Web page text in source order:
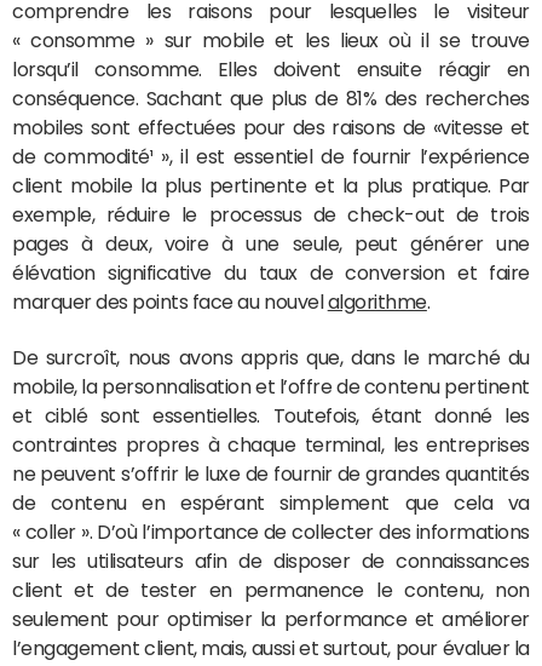
comprendre les raisons pour lesquelles le visiteur
« consomme » sur mobile et les lieux où il se trouve
lorsqu’il consomme. Elles doivent ensuite réagir en
conséquence. Sachant que plus de 81% des recherches
mobiles sont effectuées pour des raisons de «vitesse et
de commodité¹ », il est essentiel de fournir l’expérience
client mobile la plus pertinente et la plus pratique. Par
exemple, réduire le processus de check-out de trois
pages à deux, voire à une seule, peut générer une
élévation significative du taux de conversion et faire
marquer des points face au nouvel algorithme.
De surcroît, nous avons appris que, dans le marché du
mobile, la personnalisation et l’offre de contenu pertinent
et ciblé sont essentielles. Toutefois, étant donné les
contraintes propres à chaque terminal, les entreprises
ne peuvent s’offrir le luxe de fournir de grandes quantités
de contenu en espérant simplement que cela va
« coller ». D’où l’importance de collecter des informations
sur les utilisateurs afin de disposer de connaissances
client et de tester en permanence le contenu, non
seulement pour optimiser la performance et améliorer
l’engagement client, mais, aussi et surtout, pour évaluer la